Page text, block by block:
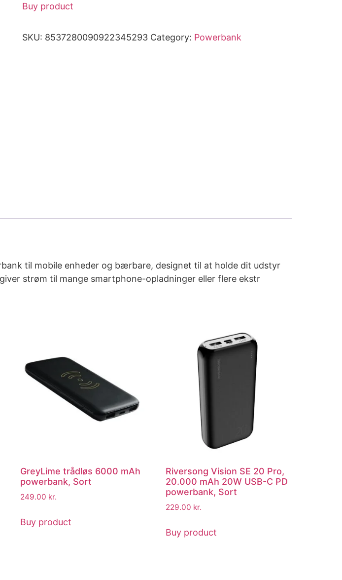
Buy product
SKU: 8537280090922345293 Category: Powerbank
til mobile enheder og bærbare, designet til at holde dit udstyr
strøm til mange smartphone-opladninger eller flere ekstr
GreyLime trådløs 6000 mAh
powerbank, Sort
249.00 kr.
Buy product
Riversong Vision SE 20 Pro,
20.000 mAh 20W USB-C PD
powerbank, Sort
229.00 kr.
Buy product